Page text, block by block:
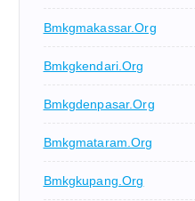
Bmkgmakassar.org
Bmkgkendari.org
Bmkgdenpasar.org
Bmkgmataram.org
Bmkgkupang.org